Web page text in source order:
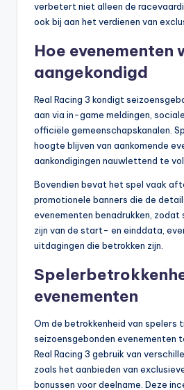
verbetert niet alleen de
ook bij aan het verdienen van
Hoe evenementen
aangekondigd
Real Racing 3 kondigt
aan via in-game meldingen,
officiële gemeenschapskanalen.
hoogte blijven van aankomende
aankondigingen nauwlettend te
Bovendien bevat het spel vaak
promotionele banners die de
evenementen benadrukken, zodat
zijn van de start- en einddata,
uitdagingen die betrokken zijn.
evenementen
Om de betrokkenheid van spelers
seizoensgebonden evenementen
Real Racing 3 gebruik van
zoals het aanbieden van
bonussen voor deelname. Deze